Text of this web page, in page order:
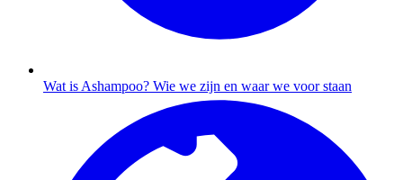
Wat is Ashampoo? Wie we zijn en waar we voor staan